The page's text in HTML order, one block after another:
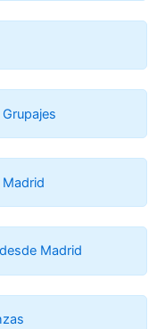
Madrid